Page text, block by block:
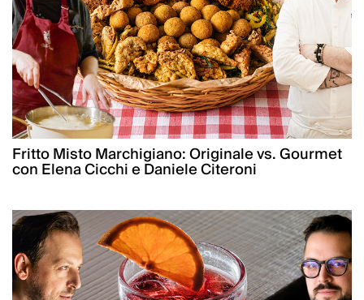
Fritto Misto Marchigiano: Originale vs. Gourmet
con Elena Cicchi e Daniele Citeroni